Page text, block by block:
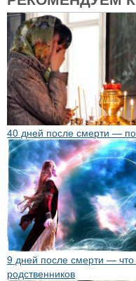
40 дней после смерти —
9 дней после смерти — что
родственников